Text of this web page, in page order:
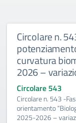
Circolare n.
curvatura
2026 –
Circolare 543
Circolare n. 543 -
orientamento
2025-2026 –